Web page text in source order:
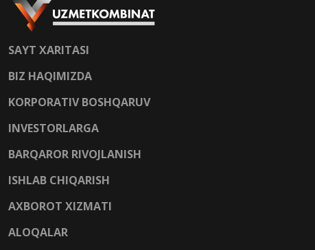
SAYT XARITASI
BIZ HAQIMIZDA
KORPORATIV BOSHQARUV
INVESTORLARGA
BARQAROR RIVOJLANISH
ISHLAB CHIQARISH
AXBOROT XIZMATI
ALOQALAR